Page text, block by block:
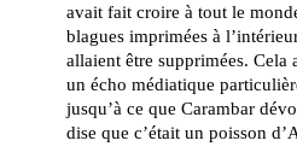
avait fait croire à tout le
blagues imprimées à
allaient être supprimées. Cela
un écho médiatique
jusqu’à ce que Carambar
dise que c’était un poisson